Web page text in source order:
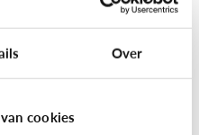
Over
cookies